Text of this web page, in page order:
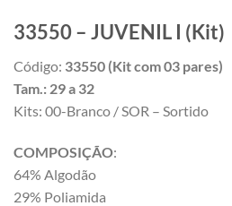
33550 – JUVENIL I (Kit)
Código: 33550 (Kit com 03 pares)
Tam.: 29 a 32
Kits: 00-Branco / SOR – Sortido
COMPOSIÇÃO:
64% Algodão
29% Poliamida